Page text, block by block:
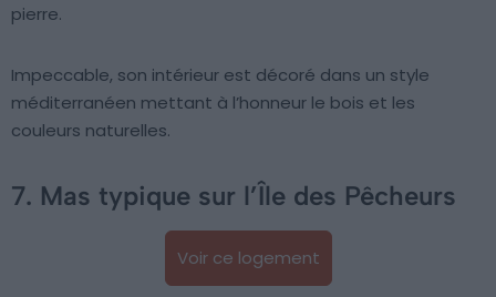
pierre.
Impeccable, son intérieur est décoré dans un style
méditerranéen mettant à l’honneur le bois et les
couleurs naturelles.
7. Mas typique sur l’Île des Pêcheurs
Voir ce logement